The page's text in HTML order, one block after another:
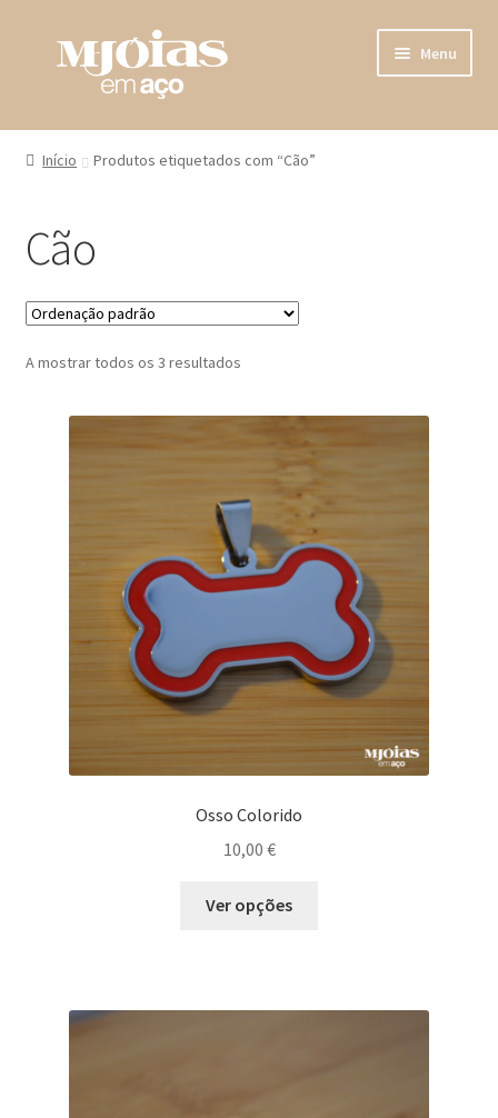
para
Saltar
para
Menu
Home
A minha conta
Sobre Nós
Fala connosco
Início Produtos etiquetados com “Cão”
Cão
A mostrar todos os 3 resultados
Osso Colorido
10,00 €
Ver opções